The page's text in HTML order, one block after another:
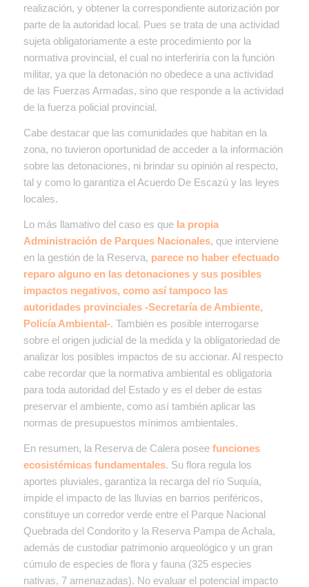
realización, y obtener la correspondiente autorización por
parte de la autoridad local. Pues se trata de una actividad
sujeta obligatoriamente a este procedimiento por la
normativa provincial, el cual no interferiría con la función
militar, ya que la detonación no obedece a una actividad
de las Fuerzas Armadas, sino que responde a la actividad
de la fuerza policial provincial.
Cabe destacar que las comunidades que habitan en la
zona, no tuvieron oportunidad de acceder a la información
sobre las detonaciones, ni brindar su opinión al respecto,
tal y como lo garantiza el Acuerdo De Escazú y las leyes
locales.
Lo más llamativo del caso es que la propia
Administración de Parques Nacionales, que interviene
en la gestión de la Reserva, parece no haber efectuado
reparo alguno en las detonaciones y sus posibles
impactos negativos, como así tampoco las
autoridades provinciales -Secretaría de Ambiente,
Policía Ambiental-. También es posible interrogarse
sobre el origen judicial de la medida y la obligatoriedad de
analizar los posibles impactos de su accionar. Al respecto
cabe recordar que la normativa ambiental es obligatoria
para toda autoridad del Estado y es el deber de estas
preservar el ambiente, como así también aplicar las
normas de presupuestos mínimos ambientales.
En resumen, la Reserva de Calera posee funciones
ecosistémicas fundamentales. Su flora regula los
aportes pluviales, garantiza la recarga del río Suquía,
impide el impacto de las lluvias en barrios periféricos,
constituye un corredor verde entre el Parque Nacional
Quebrada del Condorito y la Reserva Pampa de Achala,
además de custodiar patrimonio arqueológico y un gran
cúmulo de especies de flora y fauna (325 especies
nativas, 7 amenazadas). No evaluar el potencial impacto